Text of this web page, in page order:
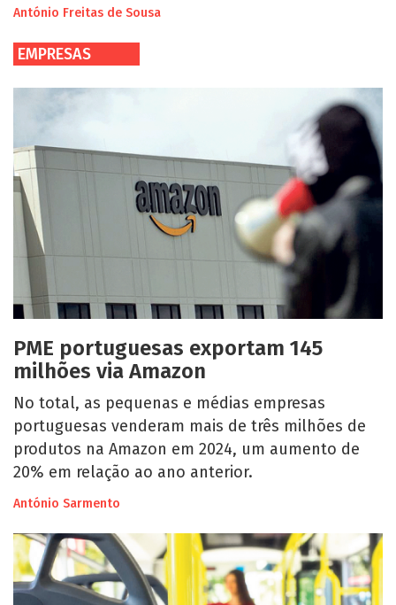
António Freitas de Sousa
EMPRESAS
PME portuguesas exportam 145
milhões via Amazon
No total, as pequenas e médias empresas
portuguesas venderam mais de três milhões de
produtos na Amazon em 2024, um aumento de
20% em relação ao ano anterior.
António Sarmento